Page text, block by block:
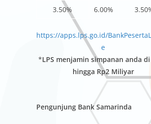
3.50%
6.00%
https://apps.lps.go.id/
e
*LPS menjamin simpanan anda
hingga Rp2 Miliyar
Pengunjung Bank Samarinda